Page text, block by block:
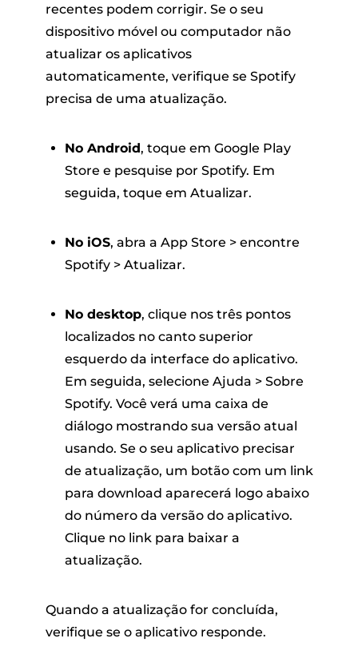
recentes podem corrigir. Se o seu
dispositivo móvel ou computador não
atualizar os aplicativos
automaticamente, verifique se Spotify
precisa de uma atualização.
No Android, toque em Google Play
Store e pesquise por Spotify. Em
seguida, toque em Atualizar.
No iOS, abra a App Store > encontre
Spotify > Atualizar.
No desktop, clique nos três pontos
localizados no canto superior
esquerdo da interface do aplicativo.
Em seguida, selecione Ajuda > Sobre
Spotify. Você verá uma caixa de
diálogo mostrando sua versão atual
usando. Se o seu aplicativo precisar
de atualização, um botão com um link
para download aparecerá logo abaixo
do número da versão do aplicativo.
Clique no link para baixar a
atualização.
Quando a atualização for concluída,
verifique se o aplicativo responde.